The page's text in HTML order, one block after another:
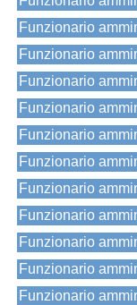
Funzionario
Funzionario
Funzionario
Funzionario
Funzionario
Funzionario
Funzionario
Funzionario
Funzionario
Funzionario
Funzionario